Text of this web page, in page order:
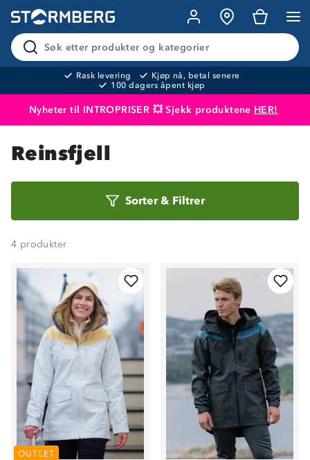
Søk etter produkter og kategorier
Rask levering
Kjøp nå, betal senere
100 dagers åpent kjøp
Nyheter til INTROPRISER 💥 Sjekk produktene HER!
Produktet er lagt i handlekurven
Reinsfjell
Sorter& Filtrer
4 produkter
OUTLET